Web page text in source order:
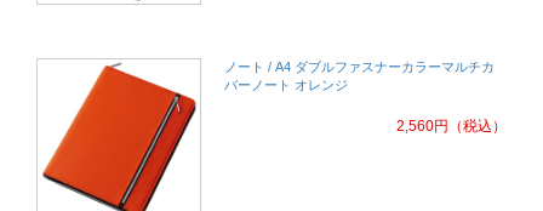
ノート / A4 ダブルファスナーカラーマルチカ
バーノート オレンジ
2,560円 （税込）